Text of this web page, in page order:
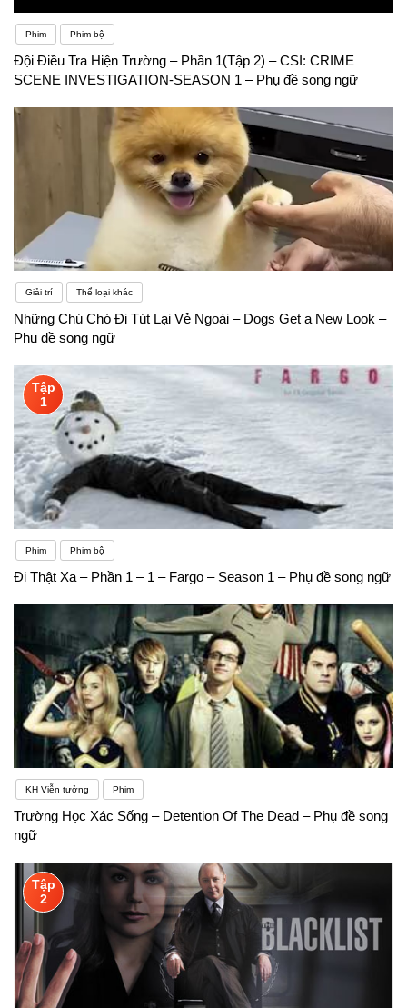
Phim Phim bộ
Đội Điều Tra Hiện Trường – Phần 1(Tập 2) – CSI: CRIME
SCENE INVESTIGATION-SEASON 1 – Phụ đề song ngữ
Giải trí Thể loại khác
Những Chú Chó Đi Tút Lại Vẻ Ngoài – Dogs Get a New Look –
Phụ đề song ngữ
Tập
1
Phim Phim bộ
Đi Thật Xa – Phần 1 – 1 – Fargo – Season 1 – Phụ đề song ngữ
KH Viễn tưởng Phim
Trường Học Xác Sống – Detention Of The Dead – Phụ đề song
ngữ
Tập
2